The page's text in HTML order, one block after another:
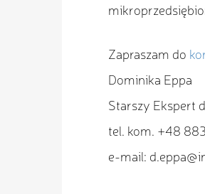
Zapraszam do
Dominika Eppa
Starszy Ekspert
tel. kom. +48
e-mail: